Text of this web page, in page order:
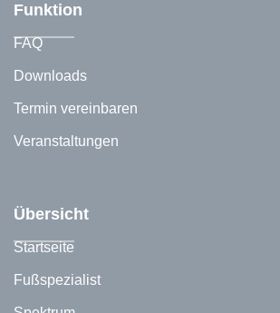
Funktion
FAQ
Downloads
Termin vereinbaren
Veranstaltungen
Übersicht
Startseite
Fußspezialist